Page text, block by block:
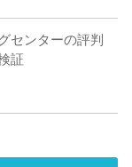
センターの評判
証